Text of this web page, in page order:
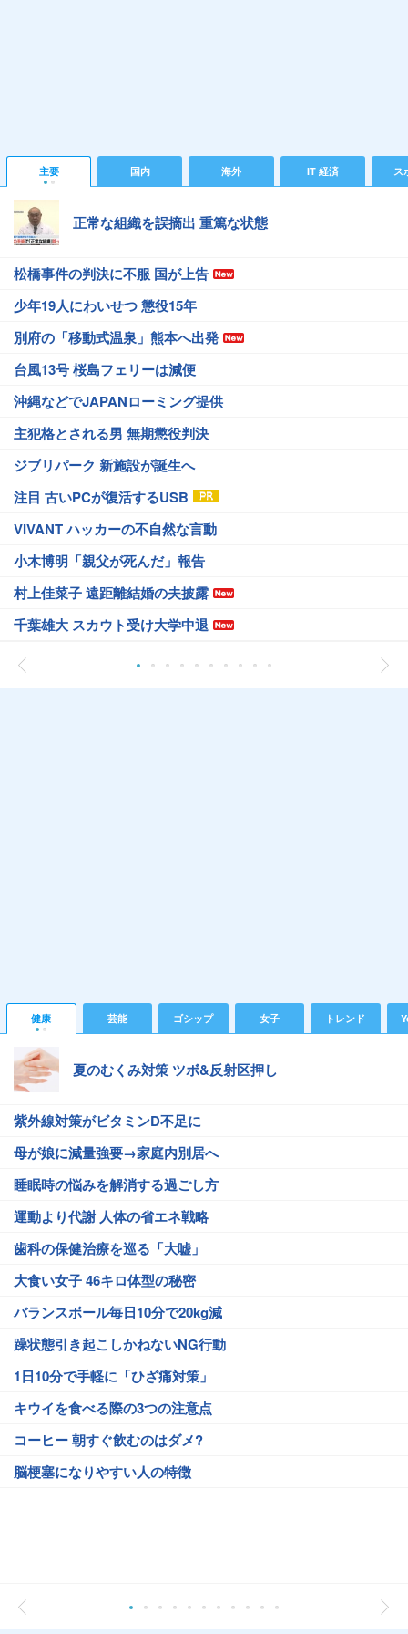
主要 国内 海外 IT 経済 ス
正常な組織を誤摘出 重篤な状態
松橋事件の判決に不服 国が上告
少年19人にわいせつ 懲役15年
別府の「移動式温泉」熊本へ出発
台風13号 桜島フェリーは減便
沖縄などでJAPANローミング提供
主犯格とされる男 無期懲役判決
ジブリパーク 新施設が誕生へ
注目 古いPCが復活するUSB
VIVANT ハッカーの不自然な言動
小木博明「親父が死んだ」報告
村上佳菜子 遠距離結婚の夫披露
千葉雄大 スカウト受け大学中退
健康 芸能 ゴシップ 女子 トレンド
夏のむくみ対策 ツボ&反射区押し
紫外線対策がビタミンD不足に
母が娘に減量強要→家庭内別居へ
睡眠時の悩みを解消する過ごし方
運動より代謝 人体の省エネ戦略
歯科の保健治療を巡る「大嘘」
大食い女子 46キロ体型の秘密
バランスボール毎日10分で20kg減
躁状態引き起こしかねないNG行動
1日10分で手軽に「ひざ痛対策」
キウイを食べる際の3つの注意点
コーヒー 朝すぐ飲むのはダメ?
脳梗塞になりやすい人の特徴